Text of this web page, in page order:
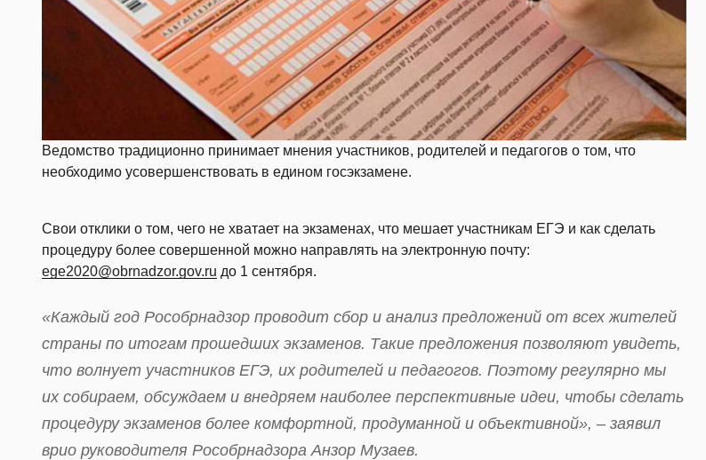
Ведомство традиционно принимает мнения участников, родителей и педагогов о том, что
необходимо усовершенствовать в едином госэкзамене.
Свои отклики о том, чего не хватает на экзаменах, что мешает участникам ЕГЭ и как сделать
процедуру более совершенной можно направлять на электронную почту:
ege2020@obrnadzor.gov.ru до 1 сентября.
«Каждый год Рособрнадзор проводит сбор и анализ предложений от всех жителей
страны по итогам прошедших экзаменов. Такие предложения позволяют увидеть,
что волнует участников ЕГЭ, их родителей и педагогов. Поэтому регулярно мы
их собираем, обсуждаем и внедряем наиболее перспективные идеи, чтобы сделать
процедуру экзаменов более комфортной, продуманной и объективной», – заявил
врио руководителя Рособрнадзора Анзор Музаев.